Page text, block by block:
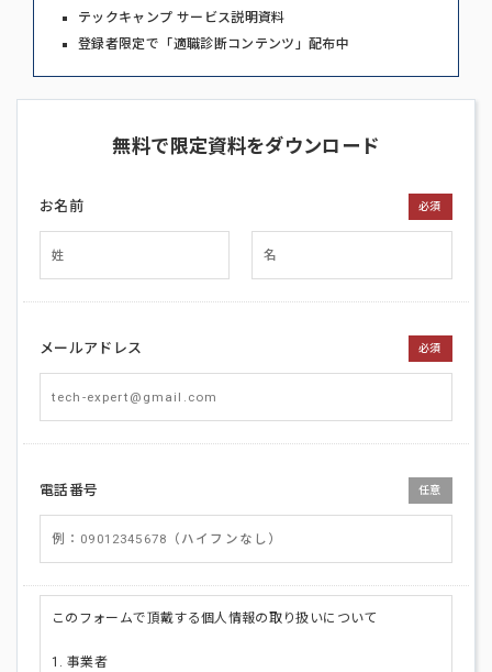
テックキャンプ サービス説明資料
登録者限定で「適職診断コンテンツ」配布中
無料で限定資料をダウンロード
お名前 必須
メールアドレス 必須
電話番号 任意
このフォームで頂戴する個人情報の取り扱いについて
1. 事業者